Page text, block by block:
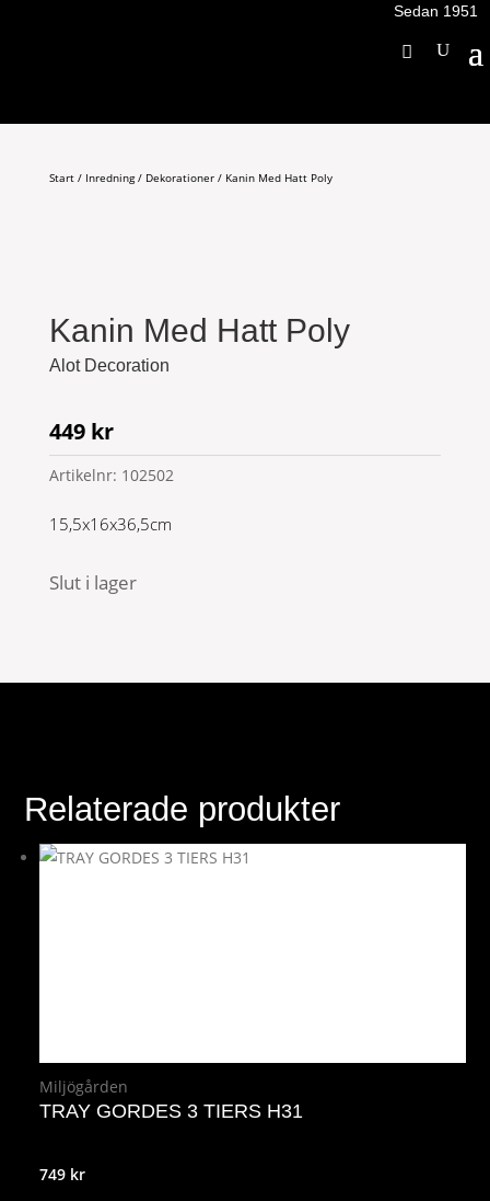
Sedan 1951
Start/ Inredning/ Dekorationer/ Kanin Med Hatt Poly
Kanin Med Hatt Poly
Alot Decoration
449 kr
Artikelnr: 102502
15,5x16x36,5cm
Slut i lager
Relaterade produkter
Miljögården
TRAY GORDES 3 TIERS H31
749 kr